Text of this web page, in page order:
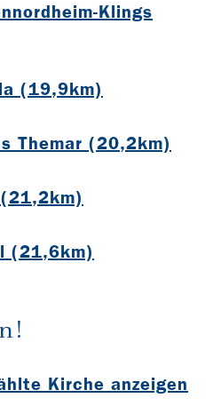
Klings
(19,9km)
Themar (20,2km)
(21,6km)
Kirche anzeigen